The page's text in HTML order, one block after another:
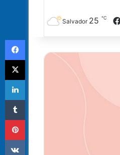
Salvador 25 ℃
Facebook
X
Linkedin
Tumblr
Pinterest
VK